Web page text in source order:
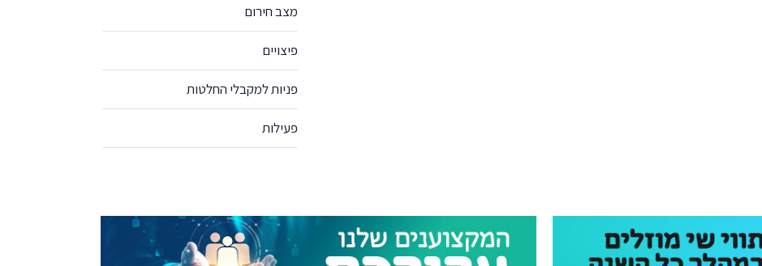
מצב חירום
פיצויים
פניות למקבלי החלטות
פעילות